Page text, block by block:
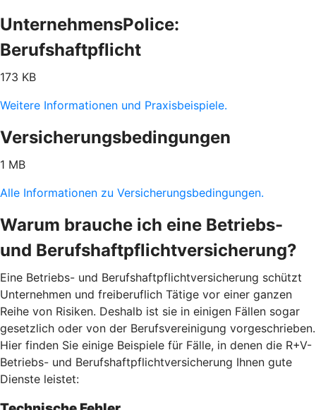
UnternehmensPolice:
Berufshaftpflicht
173 KB
Weitere Informationen und Praxisbeispiele.
Versicherungsbedingungen
1 MB
Alle Informationen zu Versicherungsbedingungen.
Warum brauche ich eine Betriebs-
und Berufshaftpflichtversicherung?
Eine Betriebs- und Berufshaftpflichtversicherung schützt
Unternehmen und freiberuflich Tätige vor einer ganzen
Reihe von Risiken. Deshalb ist sie in einigen Fällen sogar
gesetzlich oder von der Berufsvereinigung vorgeschrieben.
Hier finden Sie einige Beispiele für Fälle, in denen die R+V-
Betriebs- und Berufshaftpflichtversicherung Ihnen gute
Dienste leistet: